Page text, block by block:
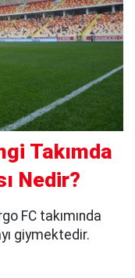
Takımda
Nedir?
FC takımında
giymektedir.